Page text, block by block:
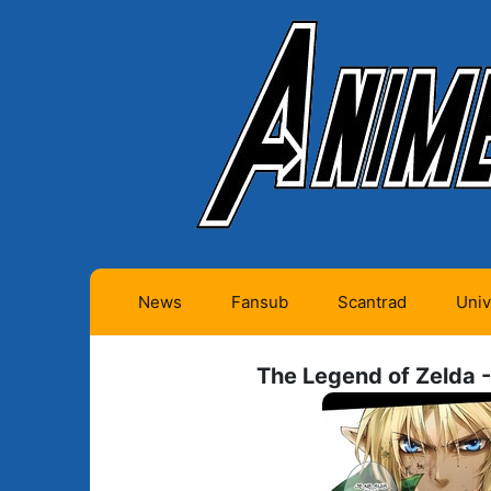
News Fansub
Animes en cours (1)
Animes terminés
Scantrad
Mangas en cours
(Privés) (4)
Mangas en cours
(Publics) (11)
The Legend of Zelda